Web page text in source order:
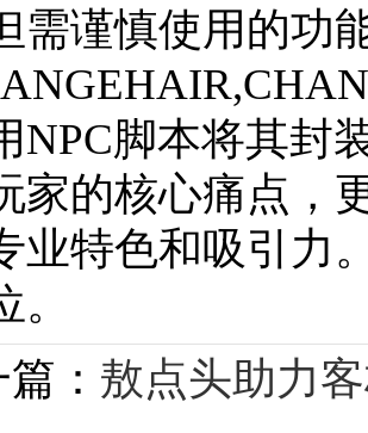
需谨慎使用的功
NPC脚本将其封
家的核心痛点，
业特色和吸引力
篇： 敖点头助力